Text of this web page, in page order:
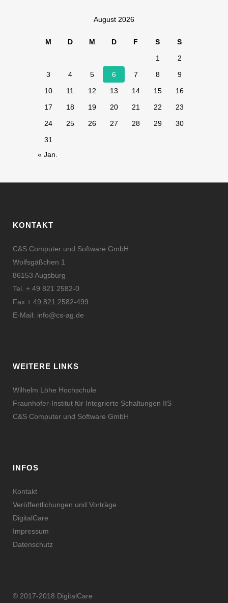
August 2026
M D M D F S
S
1
2
3
4 5 6 7 8
9
10
11 12 13 14 15
16
17
18 19 20 21 22
23
24
25 26 27 28 29
30
31
« Jan.
KONTAKT
C&S Computer und Software GmbH
Wolfsgäßchen 1
86153 Augsburg
Tel. + 49 821 2582-0
Fax + 49 821 2582-499
E-Mail: info@cs-ag.de
WEITERE LINKS
Wilhelm Löhe Hochschule
Fraunhofer-Institut für Integrierte Schaltungen IIS
C&S Computer und Software GmbH
INFOS
Kontakt
Veröffentlichungen und Vorträge
DigitalCare
Impressum
Datenschutz
© 2017-2018 DigitalCare